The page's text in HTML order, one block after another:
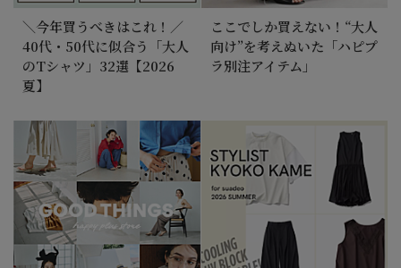
＼今年買うべきはこれ！／
40代・50代に似合う「大人
のTシャツ」32選【2026
夏】
ここでしか買えない！“大人
向け”を考えぬいた「ハピプ
ラ別注アイテム」